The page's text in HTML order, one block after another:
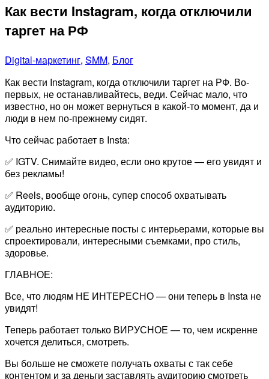
Как вести Instagram, когда отключили
таргет на РФ
Digital-маркетинг, SMM, Блог
Как вести Instagram, когда отключили таргет на РФ. Во-
первых, не останавливайтесь, веди. Сейчас мало, что
известно, но он может вернуться в какой-то момент, да и
люди в нем по-прежнему сидят.
Что сейчас работает в Insta:
✅ IGTV. Снимайте видео, если оно крутое — его увидят и
без рекламы!
✅ Reels, вообще огонь, супер способ охватывать
аудиторию.
✅ реально интересные посты с интерьерами, которые вы
спроектировали, интересными съемками, про стиль,
здоровье.
ГЛАВНОЕ:
Все, что людям НЕ ИНТЕРЕСНО — они теперь в Insta не
увидят!
Теперь работает только ВИРУСНОЕ — то, чем искренне
хочется делиться, смотреть.
Вы больше не сможете получать охваты с так себе
контентом и за деньги заставлять аудиторию смотреть